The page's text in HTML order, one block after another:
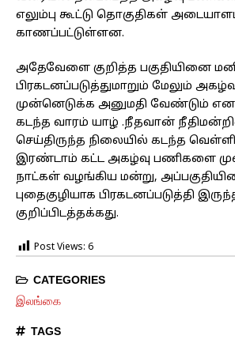
எலும்பு கூட்டு தொகுதிகள்
காணப்பட்டுள்ளன.
அதேவேளை குறித்த பகுதியினை
பிரகடனப்படுத்துமாறும் மேலும்
முன்னெடுக்க அனுமதி வேண்டும்
கடந்த வாரம் யாழ் .நீதவான்
செய்திருந்த நிலையில் கடந்த
இரண்டாம் கட்ட அகழ்வு பணிகளை
நாட்கள் வழங்கிய மன்று,
புதைகுழியாக பிரகடனப்படுத்தி
குறிப்பிடத்தக்கது.
Post Views: 6
CATEGORIES
இலங்கை
TAGS